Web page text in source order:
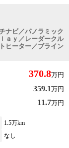
ナビ／パノラミック
ａｙ／レーダークル
ヒーター／ブライン
370.8万円
359.1万円
11.7万円
1.5万km
なし